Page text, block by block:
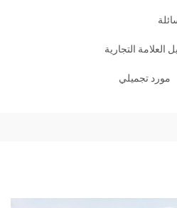
التجارية
مورد تجميلي